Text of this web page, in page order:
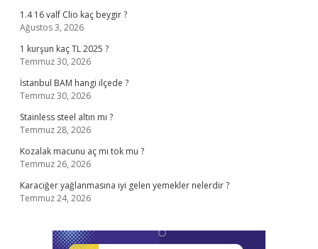
1.4 16 valf Clio kaç beygir ?
Ağustos 3, 2026
1 kurşun kaç TL 2025 ?
Temmuz 30, 2026
İstanbul BAM hangi ilçede ?
Temmuz 30, 2026
Stainless steel altın mı ?
Temmuz 28, 2026
Kozalak macunu aç mı tok mu ?
Temmuz 26, 2026
Karaciğer yağlanmasına iyi gelen yemekler nelerdir ?
Temmuz 24, 2026